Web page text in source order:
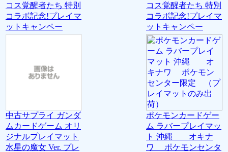
コス覚醒者たち 特別
コラボ記念!プレイマ
ットキャンペー
コス覚醒者たち 特別
コラボ記念!プレイマ
ットキャンペー
中古サプライ ガンダ
ムカードゲーム オリ
ジナルプレイマット
水星の魔女 Ver. プレ
ポケモンカードゲー
ム ラバープレイマッ
ト 沖縄 オキナ
ワ ポケモンセンタ